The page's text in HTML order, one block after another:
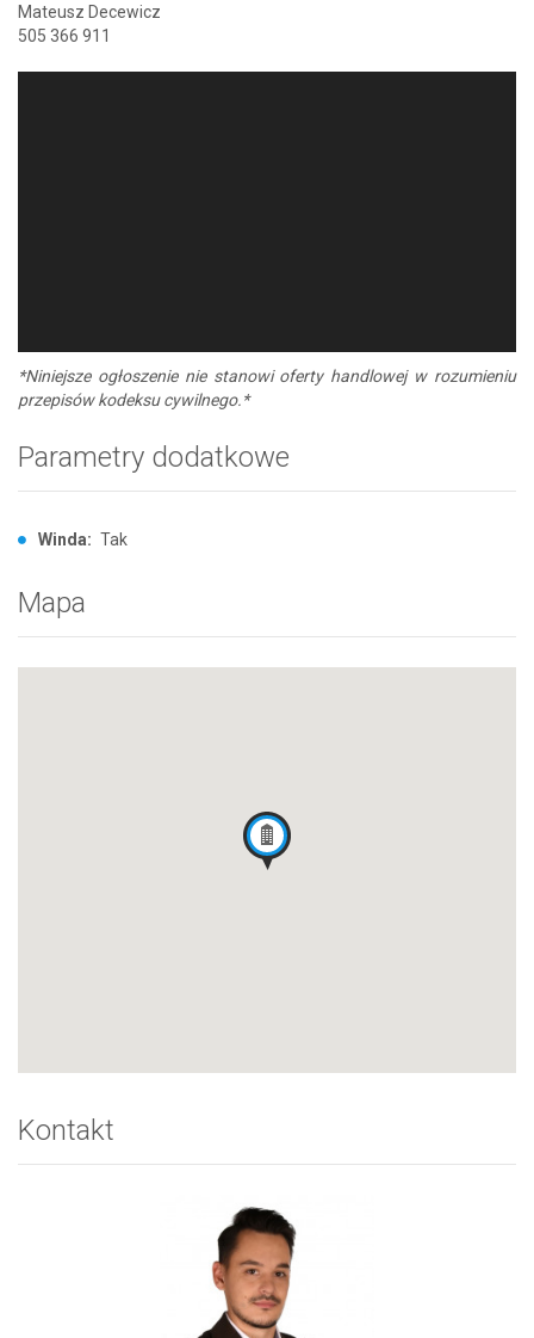
Mateusz Decewicz
505 366 911
*Niniejsze ogłoszenie nie stanowi oferty handlowej w rozumieniu
przepisów kodeksu cywilnego.*
Parametry dodatkowe
Winda: Tak
Mapa
Kontakt